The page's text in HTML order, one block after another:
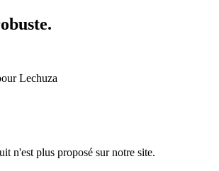
Lechuza
n'est plus proposé sur notre site.